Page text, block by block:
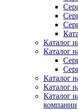
Каталог
Каталог
Каталог
Каталог
Каталог
компании